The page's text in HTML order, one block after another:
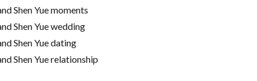
Shen Yue moments
Shen Yue wedding
Shen Yue dating
Shen Yue relationship